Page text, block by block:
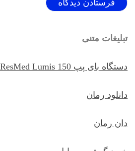
تبلیغات متنی
دستگاه بای پپ ResMed Lumis 150
دانلود رمان
دان رمان